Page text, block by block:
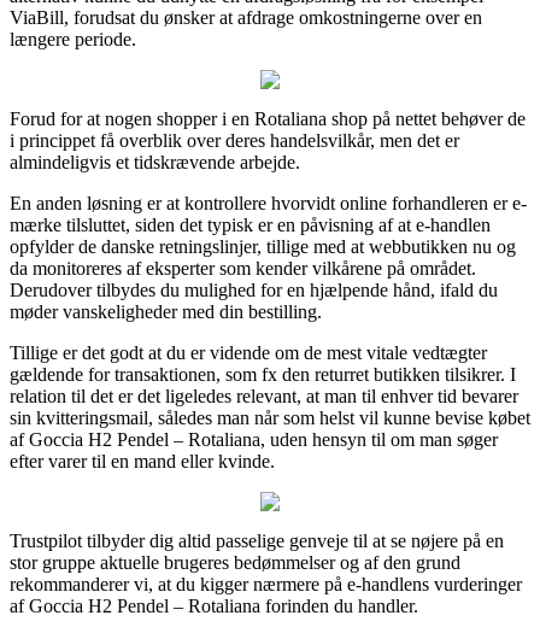
ViaBill, forudsat du ønsker at afdrage omkostningerne over en
længere periode.
Forud for at nogen shopper i en Rotaliana shop på nettet behøver de
i princippet få overblik over deres handelsvilkår, men det er
almindeligvis et tidskrævende arbejde.
En anden løsning er at kontrollere hvorvidt online forhandleren er e-
mærke tilsluttet, siden det typisk er en påvisning af at e-handlen
opfylder de danske retningslinjer, tillige med at webbutikken nu og
da monitoreres af eksperter som kender vilkårene på området.
Derudover tilbydes du mulighed for en hjælpende hånd, ifald du
møder vanskeligheder med din bestilling.
Tillige er det godt at du er vidende om de mest vitale vedtægter
gældende for transaktionen, som fx den returret butikken tilsikrer. I
relation til det er det ligeledes relevant, at man til enhver tid bevarer
sin kvitteringsmail, således man når som helst vil kunne bevise købet
af Goccia H2 Pendel – Rotaliana, uden hensyn til om man søger
efter varer til en mand eller kvinde.
Trustpilot tilbyder dig altid passelige genveje til at se nøjere på en
stor gruppe aktuelle brugeres bedømmelser og af den grund
rekommanderer vi, at du kigger nærmere på e-handlens vurderinger
af Goccia H2 Pendel – Rotaliana forinden du handler.